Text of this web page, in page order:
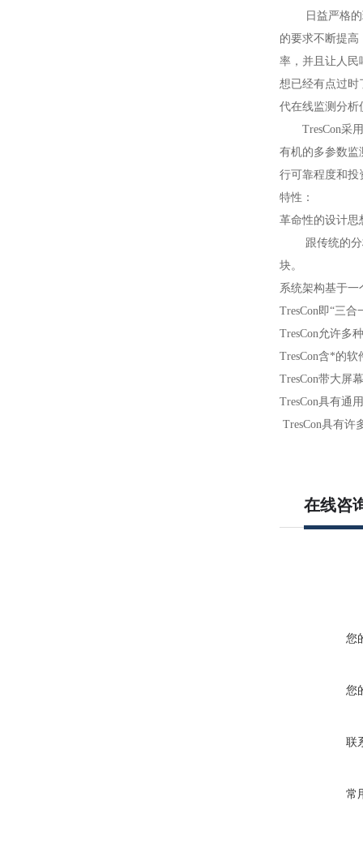
日益严格的环
的要求不断提
率，并且让人民
想已经有点过时
代在线监测分析
TresCon采用
有机的多参数监
行可靠程度和
特性：
革命性的设计
跟传统的分析
块。
系统架构基于
TresCon即“三
TresCon允许多
TresCon含*的
TresCon带大屏
TresCon具有通
TresCon具有许
在线咨
您
您
联
常